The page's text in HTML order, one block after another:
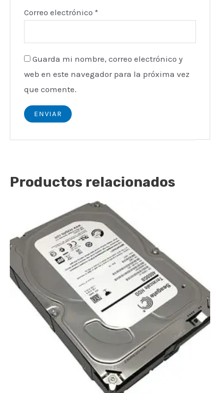
Correo electrónico *
Guarda mi nombre, correo electrónico y
web en este navegador para la próxima vez
que comente.
Productos relacionados